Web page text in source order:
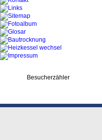
Besucherzähler